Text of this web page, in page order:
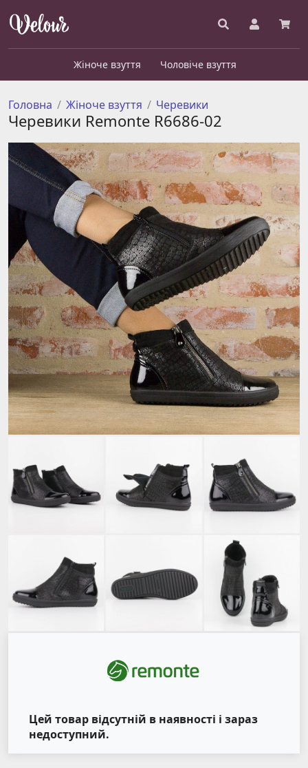
Жіноче взуття Чоловіче взуття
Головна Жіноче взуття Черевики
Черевики Remonte R6686-02
Цей товар відсутній в наявності і зараз
недоступний.